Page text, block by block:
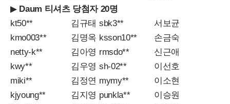
▶ Daum 티셔츠 당첨자 20명
kt50**
kmo003**
netty-k**
kwy**
miki**
kjyoung**
김규태
김명옥
김아영
김우영
김정연
김지영
sbk3**
ksson10**
rmsdo**
sh-02**
mymy**
punkla**
서보균
손금숙
신근애
이선호
이소현
이승원